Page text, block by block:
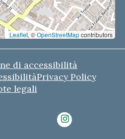
Leaflet, ©OpenStreetMapcontributors
di accessibilità
Privacy Policy
legali